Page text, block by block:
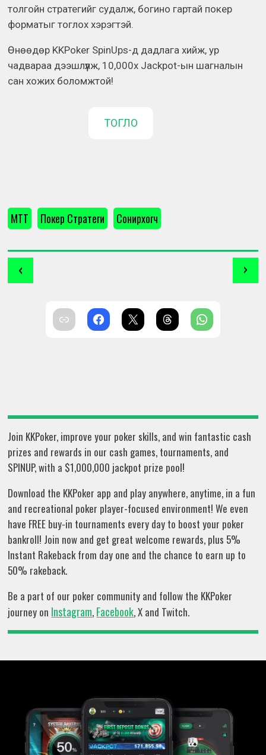
толгойн стратегийг судалж, богино гартай покер
форматыг тоглох хэрэгтэй.
Өнөөдөр KKPoker SpinUps-д дадлага хийж, ур
чадвараа дээшлүүлж, 10,000x Jackpot-ын шагналын
сан хожих боломжтой!
ТОГЛО
MTT Покер Стратеги Сонирхогч
‹ ›
Join KKPoker, improve your poker skills, and win fantastic cash
prizes and rewards in our cash games, tournaments, and
SPINUP, with a $1,000,000 jackpot prize pool!
Download the KKPoker app and play anywhere, anytime, in a fun
and recreational poker player-focused environment! We even
have FREE buy-in tournaments every day to boost your poker
bankroll! Join now and get great welcome rewards, plus 5%
Instant Rakeback from day one and the chance to earn up to
50% rakeback.
Be a part of our poker community and follow the KKPoker
journey on Instagram, Facebook, X and Twitch.